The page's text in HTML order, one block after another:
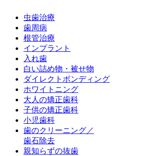
虫歯治療
歯周病
根管治療
インプラント
入れ歯
白い詰め物・被せ物
ダイレクトボンディング
ホワイトニング
大人の矯正歯科
子供の矯正歯科
小児歯科
歯のクリーニング／
歯石除去
親知らずの抜歯